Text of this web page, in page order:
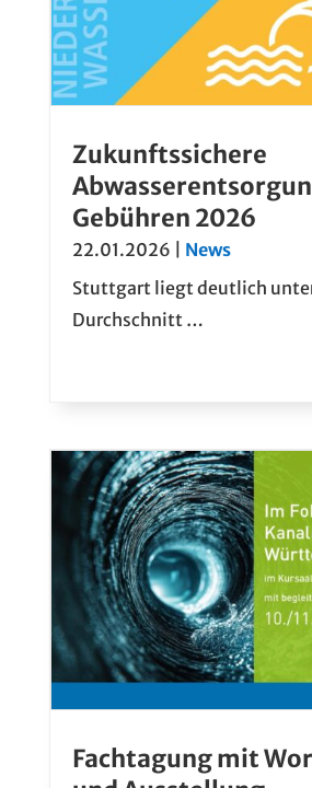
Zukunftssichere
Gebühren 2026
22.01.2026
News
Stuttgart liegt deutlich
Durchschnitt …
Fachtagung mit